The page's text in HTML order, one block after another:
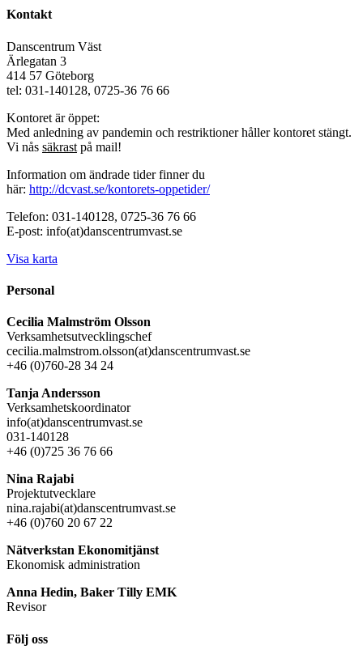
Kontakt
Danscentrum Väst
Ärlegatan 3
414 57 Göteborg
tel: 031-140128, 0725-36 76 66
Kontoret är öppet:
Med anledning av pandemin och restriktioner håller kontoret stängt.
Vi nås säkrast på mail!
Information om ändrade tider finner du
här: http://dcvast.se/kontorets-oppetider/
Telefon: 031-140128, 0725-36 76 66
E-post: info(at)danscentrumvast.se
Visa karta
Personal
Cecilia Malmström Olsson
Verksamhetsutvecklingschef
cecilia.malmstrom.olsson(at)danscentrumvast.se
+46 (0)760-28 34 24
Tanja Andersson
Verksamhetskoordinator
info(at)danscentrumvast.se
031-140128
+46 (0)725 36 76 66
Nina Rajabi
Projektutvecklare
nina.rajabi(at)danscentrumvast.se
+46 (0)760 20 67 22
Nätverkstan Ekonomitjänst
Ekonomisk administration
Anna Hedin, Baker Tilly EMK
Revisor
Följ oss